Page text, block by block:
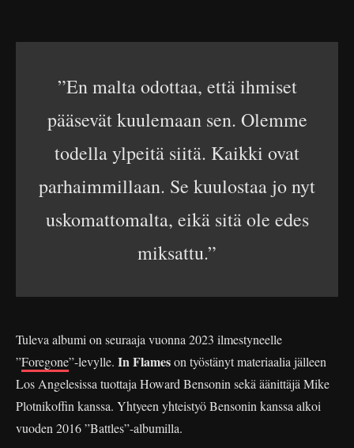
”En malta odottaa, että ihmiset
pääsevät kuulemaan sen. Olemme
todella ylpeitä siitä. Kaikki ovat
parhaimmillaan. Se kuulostaa jo nyt
uskomattomalta, eikä sitä ole edes
miksattu.”
Tuleva albumi on seuraaja vuonna 2023 ilmestyneelle
”Foregone”-levylle. In Flameson työstänyt materiaalia jälleen
Los Angelesissa tuottaja Howard Bensonin sekä äänittäjä Mike
Plotnikoffin kanssa. Yhtyeen yhteistyö Bensonin kanssa alkoi
vuoden 2016 ”Battles”-albumilla.